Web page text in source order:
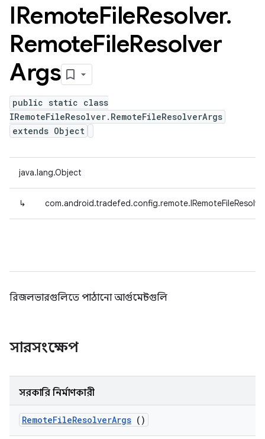
IRemoteFileResolver.
RemoteFileResolver
Args
public static class
IRemoteFileResolver.RemoteFileResolverArgs
extends Object
java.lang.Object
↳
রিজলভারগুলিতে পাঠানো আর্গুমেন্টগুলি
সারসংক্ষেপ
সরকারি নির্মাণকারী
RemoteFileResolverArgs ()